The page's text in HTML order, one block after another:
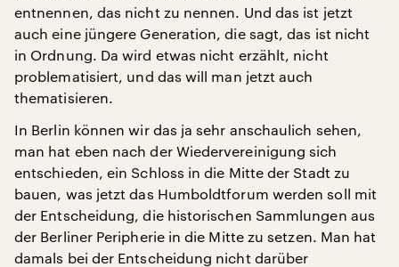
entnennen, das nicht zu nennen. Und das ist jetzt
auch eine jüngere Generation, die sagt, das ist nicht
in Ordnung. Da wird etwas nicht erzählt, nicht
problematisiert, und das will man jetzt auch
thematisieren.
In Berlin können wir das ja sehr anschaulich sehen,
man hat eben nach der Wiedervereinigung sich
entschieden, ein Schloss in die Mitte der Stadt zu
bauen, was jetzt das Humboldtforum werden soll mit
der Entscheidung, die historischen Sammlungen aus
der Berliner Peripherie in die Mitte zu setzen. Man hat
damals bei der Entscheidung nicht darüber